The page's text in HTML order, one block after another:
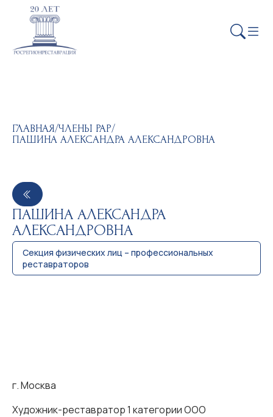
ГЛАВНАЯ/ЧЛЕНЫ РАР/
ПАШИНА АЛЕКСАНДРА АЛЕКСАНДРОВНА
ПАШИНА АЛЕКСАНДРА
АЛЕКСАНДРОВНА
Секция физических лиц – профессиональных
реставраторов
г. Москва
Художник-реставратор 1 категории ООО